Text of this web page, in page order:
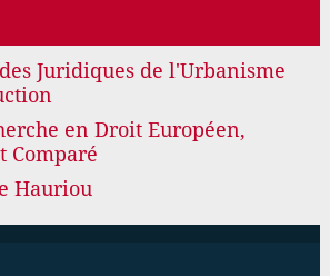
Juridiques de l'Urbanisme
en Droit Européen,
Comparé
Hauriou